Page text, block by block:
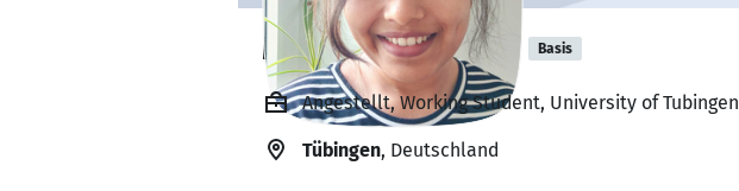
Mahjabin Monika Basis
Angestellt, Working Student, University of Tubingen
Tübingen, Deutschland